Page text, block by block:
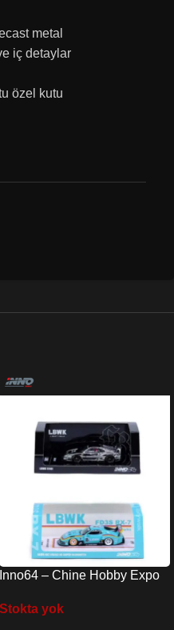
metal
iç detaylar
özel kutu
Inno64 – Chine Hobby Expo
Stokta yok